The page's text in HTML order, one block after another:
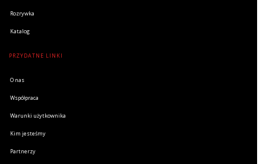
Rozrywka
Katalog
PRZYDATNE LINKI
O nas
Współpraca
Warunki użytkownika
Kim jesteśmy
Partnerzy